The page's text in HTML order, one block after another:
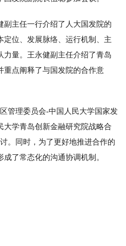
副主任一行介绍了人大国发院的
定位、发展脉络、运行机制、主
力量。王永健副主任介绍了青岛
重点阐释了与国发院的合作意
管理委员会-中国人民大学国家发
大学青岛创新金融研究院战略合
。同时，为了更好地推进合作的
了常态化的沟通协调机制。